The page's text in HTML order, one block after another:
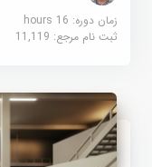
زمان دوره: 16 hours
ثبت نام مرجع:11,119